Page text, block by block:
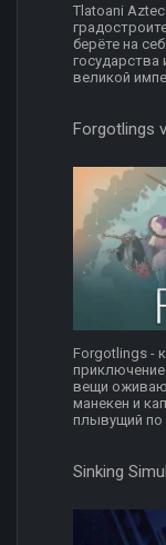
Tlatoani
берёте на
государства
великой
Forgotlings
Forgotlings -
вещи
манекен и
плывущий
Sinking